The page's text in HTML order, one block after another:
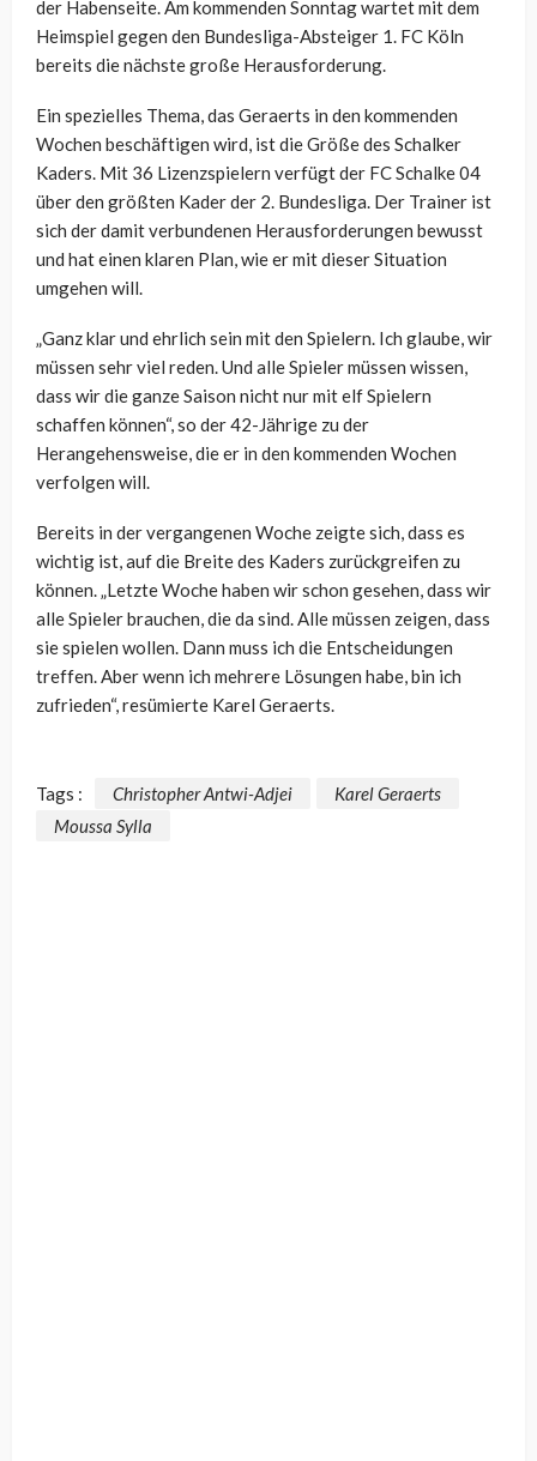
der Habenseite. Am kommenden Sonntag wartet mit dem
Heimspiel gegen den Bundesliga-Absteiger 1. FC Köln
bereits die nächste große Herausforderung.
Ein spezielles Thema, das Geraerts in den kommenden
Wochen beschäftigen wird, ist die Größe des Schalker
Kaders. Mit 36 Lizenzspielern verfügt der FC Schalke 04
über den größten Kader der 2. Bundesliga. Der Trainer ist
sich der damit verbundenen Herausforderungen bewusst
und hat einen klaren Plan, wie er mit dieser Situation
umgehen will.
„Ganz klar und ehrlich sein mit den Spielern. Ich glaube, wir
müssen sehr viel reden. Und alle Spieler müssen wissen,
dass wir die ganze Saison nicht nur mit elf Spielern
schaffen können“, so der 42-Jährige zu der
Herangehensweise, die er in den kommenden Wochen
verfolgen will.
Bereits in der vergangenen Woche zeigte sich, dass es
wichtig ist, auf die Breite des Kaders zurückgreifen zu
können. „Letzte Woche haben wir schon gesehen, dass wir
alle Spieler brauchen, die da sind. Alle müssen zeigen, dass
sie spielen wollen. Dann muss ich die Entscheidungen
treffen. Aber wenn ich mehrere Lösungen habe, bin ich
zufrieden“, resümierte Karel Geraerts.
Tags : Christopher Antwi-Adjei
Karel Geraerts
Moussa Sylla